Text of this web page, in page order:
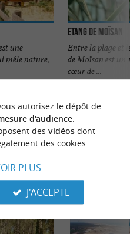
une
mêle nature,
Etang de Moïsan
Entre la plage et
de Moïsan est un
cœur de ...
POUR VOUS
autorisez le dépôt de
d'audience.
des vidéosdont
des cookies.
PLUS
J'ACCEPTE